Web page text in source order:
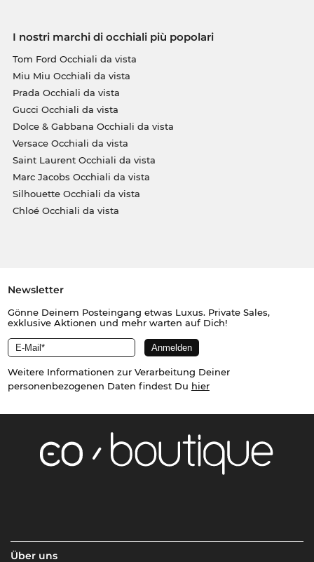
I nostri marchi di occhiali più popolari
Tom Ford Occhiali da vista
Miu Miu Occhiali da vista
Prada Occhiali da vista
Gucci Occhiali da vista
Dolce & Gabbana Occhiali da vista
Versace Occhiali da vista
Saint Laurent Occhiali da vista
Marc Jacobs Occhiali da vista
Silhouette Occhiali da vista
Chloé Occhiali da vista
Newsletter
Gönne Deinem Posteingang etwas Luxus. Private Sales,
exklusive Aktionen und mehr warten auf Dich!
Weitere Informationen zur Verarbeitung Deiner
personenbezogenen Daten findest Du hier
Über uns